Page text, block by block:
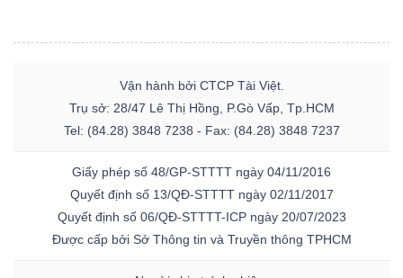
Vận hành bởi CTCP Tài Việt.
Trụ sở: 28/47 Lê Thị Hồng, P.Gò Vấp, Tp.HCM
Tel: (84.28) 3848 7238 - Fax: (84.28) 3848 7237
Giấy phép số 48/GP-STTTT ngày 04/11/2016
Quyết định số 13/QĐ-STTTT ngày 02/11/2017
Quyết định số 06/QĐ-STTTT-ICP ngày 20/07/2023
Được cấp bởi Sở Thông tin và Truyền thông TPHCM